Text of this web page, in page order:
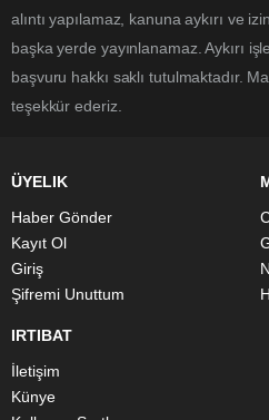
alıntı yapılamaz, kanuna aykırı ve
başka yerde yayınlanamaz. Aykırı
başvuru hakkı saklı tutulmaktadır.
teşekkür ederiz.
ÜYELIK
Haber Gönder
Kayıt Ol
Giriş
Şifremi Unuttum
IRTIBAT
İletişim
Künye